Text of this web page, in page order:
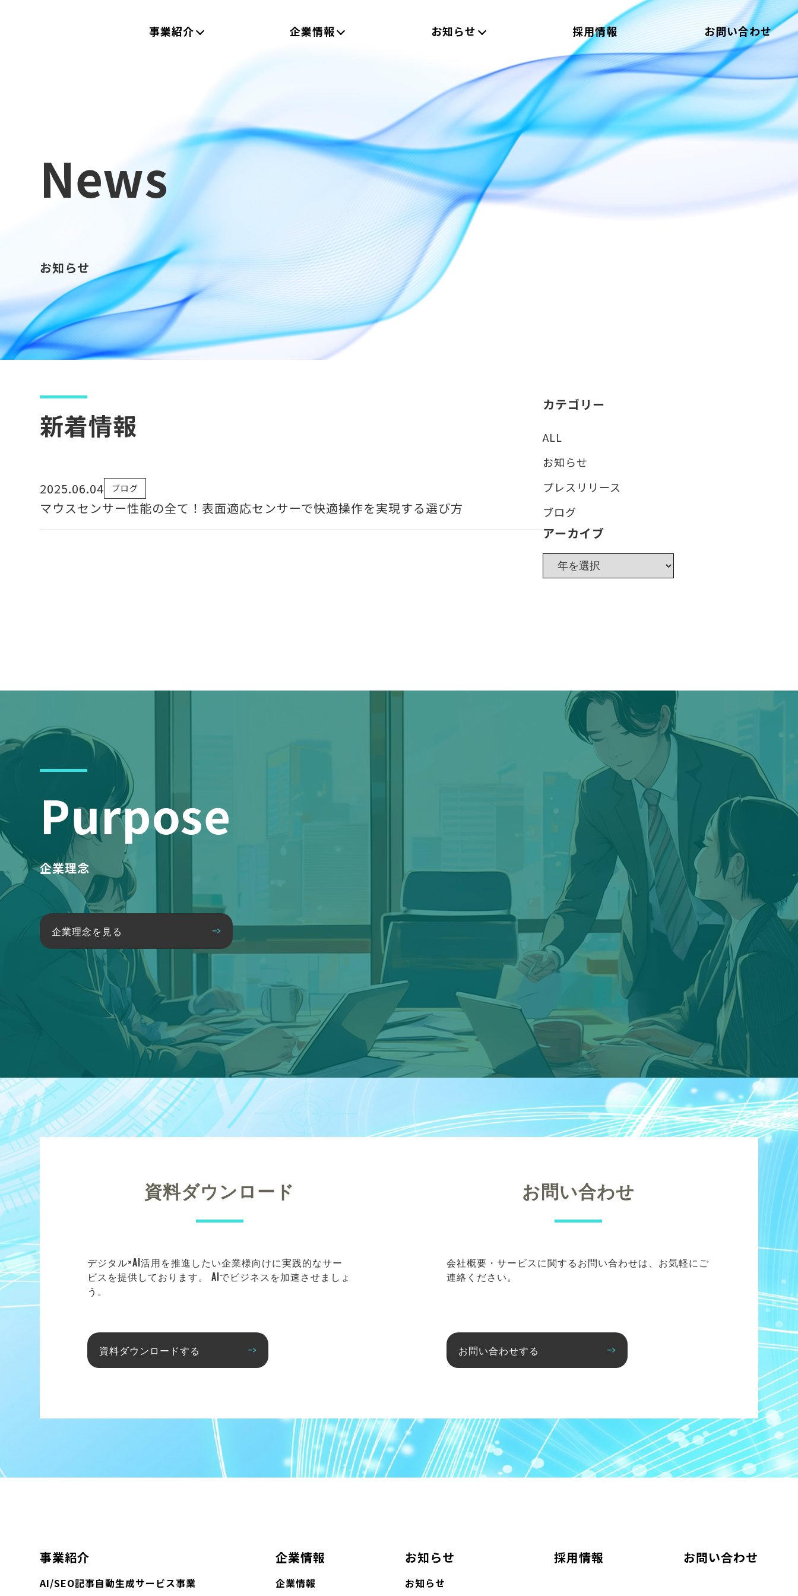
事業紹介 企業情報 お知らせ 採用情報 お問い合わせ
News
お知らせ
新着情報
2025.06.04 ブログ
マウスセンサー性能の全て！表面適応センサーで快適操作を実現する選び方
カテゴリー
ALL
お知らせ
プレスリリース
ブログ
アーカイブ
Purpose
企業理念
企業理念を見る
資料ダウンロード
デジタル×AI活用を推進したい企業様向けに実践的なサー
ビスを提供しております。 AIでビジネスを加速させましょ
う。
資料ダウンロードする
お問い合わせ
会社概要・サービスに関するお問い合わせは、お気軽にご
連絡ください。
お問い合わせする
事業紹介
AI/SEO記事自動生成サービス事業
企業情報
企業情報
お知らせ
お知らせ
採用情報 お問い合わせ